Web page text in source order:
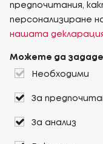
предпочитания,
персонализиране
нашата
Можете да
Необходими
За
За анализ